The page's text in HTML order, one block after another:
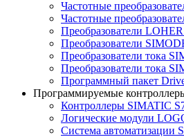
Частотные
Частотные
Преобразователи
Преобразователи
Преобразователи тока
Преобразователи тока
Программный пакет
Программируемые
Контроллеры SIMATIC
Логические модули
Система автоматизации